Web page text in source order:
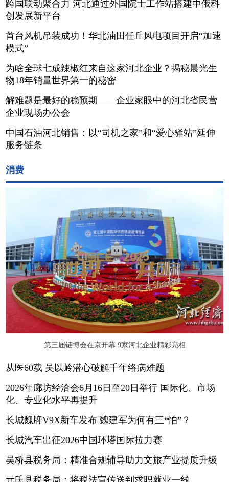
跨国联动聚合力 河北通过外国院士工作站搭建中俄科
创发展新平台
首台风机吊装成功！华北油田任丘风电项目开启“加速
模式”
为啥全球七成辣椒红来自这家河北企业？揭秘晨光生
物18年销量世界第一的秘密
解难题是最好的稳预期——企业家眼中的河北省民营
企业现场办公会
中国石油河北销售：以“司机之家”和“爱心驿站”延伸
服务链条
消费
第三届链博会在京开幕 9家河北企业精彩亮相
从医60载 吴以岭潜心破解千年络病难题
2026年廊坊经洽会6月16日至20日举行 国际化、市场
化、专业化水平再提升
长城魏牌V9X新车发布 魏建军为何有三“怕”？
长城汽车出征2026中国环塔国际拉力赛
吴桥县税务局：精准合规辅导助力文旅产业提质升级